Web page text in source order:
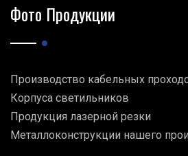
Фото Продукции
Производство кабельных
Корпуса светильников
Продукция лазерной резки
Металлоконструкции нашего